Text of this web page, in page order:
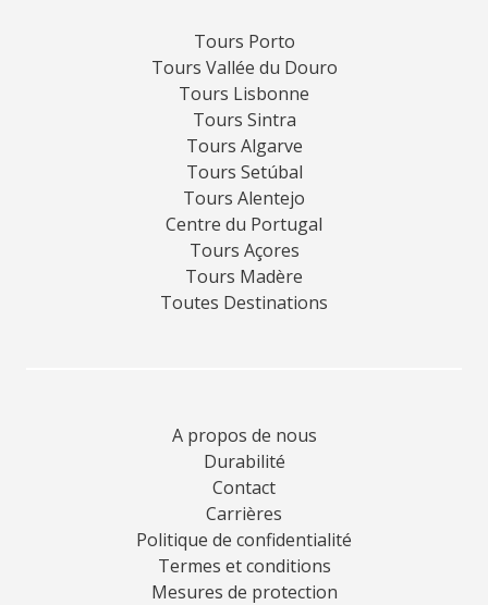
Tours Porto
Tours Vallée du Douro
Tours Lisbonne
Tours Sintra
Tours Algarve
Tours Setúbal
Tours Alentejo
Centre du Portugal
Tours Açores
Tours Madère
Toutes Destinations
A propos de nous
Durabilité
Contact
Carrières
Politique de confidentialité
Termes et conditions
Mesures de protection